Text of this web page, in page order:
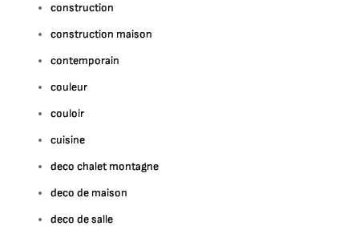
construction
construction maison
contemporain
couleur
couloir
cuisine
deco chalet montagne
deco de maison
deco de salle